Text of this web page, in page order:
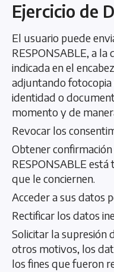
Ejercicio de
El usuario puede
RESPONSABLE, a
indicada en el
adjuntando
identidad o
momento y de
Revocar los
Obtener confirmación
RESPONSABLE
que le conciernen.
Acceder a sus datos
Rectificar los datos
Solicitar la supresión
otros motivos, los
los fines que fueron